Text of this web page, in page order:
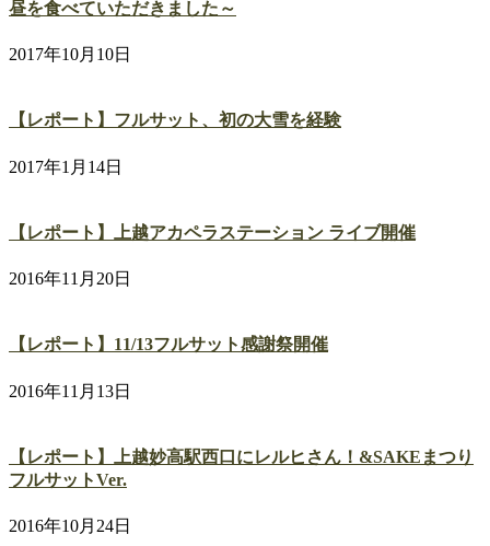
昼を食べていただきました～
2017年10月10日
【レポート】フルサット、初の大雪を経験
2017年1月14日
【レポート】上越アカペラステーション ライブ開催
2016年11月20日
【レポート】11/13フルサット感謝祭開催
2016年11月13日
【レポート】上越妙高駅西口にレルヒさん！&SAKEまつり
フルサットVer.
2016年10月24日